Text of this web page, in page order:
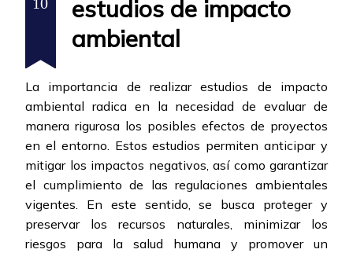
estudios de impacto
ambiental
La importancia de realizar estudios de impacto
ambiental radica en la necesidad de evaluar de
manera rigurosa los posibles efectos de proyectos
en el entorno. Estos estudios permiten anticipar y
mitigar los impactos negativos, así como garantizar
el cumplimiento de las regulaciones ambientales
vigentes. En este sentido, se busca proteger y
preservar los recursos naturales, minimizar los
riesgos para la salud humana y promover un